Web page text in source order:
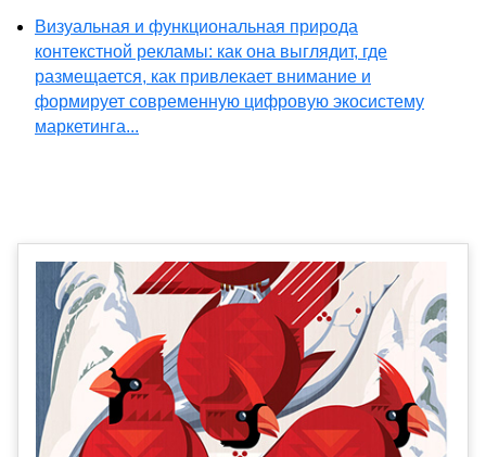
Визуальная и функциональная природа
контекстной рекламы: как она выглядит, где
размещается, как привлекает внимание и
формирует современную цифровую экосистему
маркетинга...